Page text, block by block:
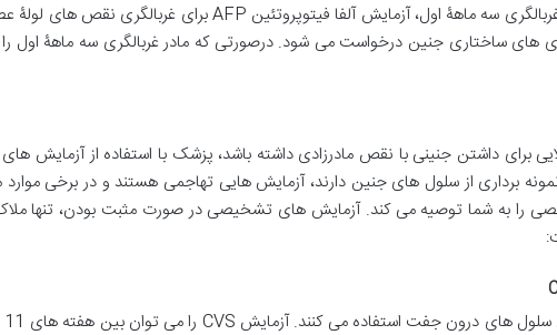
برای داشتن جنینی با نقص مادرزادی داشته باشد، پزشک با استفاده از
برداری از سلول های جنین دارند، آزمایش هایی تهاجمی هستند و در برخی
را به شما توصیه می کند. آزمایش های تشخیصی در صورت مثبت بودن، تنها